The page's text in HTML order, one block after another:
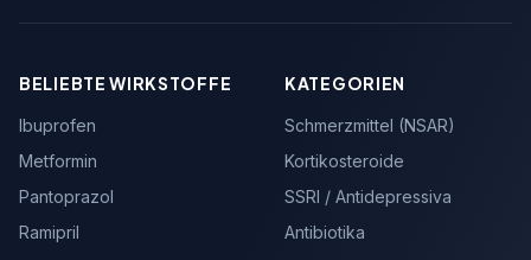
BELIEBTE WIRKSTOFFE
Ibuprofen
Metformin
Pantoprazol
Ramipril
KATEGORIEN
Schmerzmittel (NSAR)
Kortikosteroide
SSRI / Antidepressiva
Antibiotika